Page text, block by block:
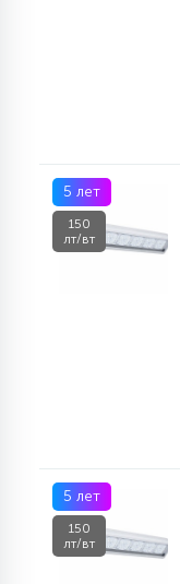
5 лет
150
лт/вт
5 лет
150
лт/вт